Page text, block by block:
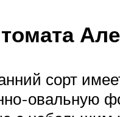
сорт
овальную